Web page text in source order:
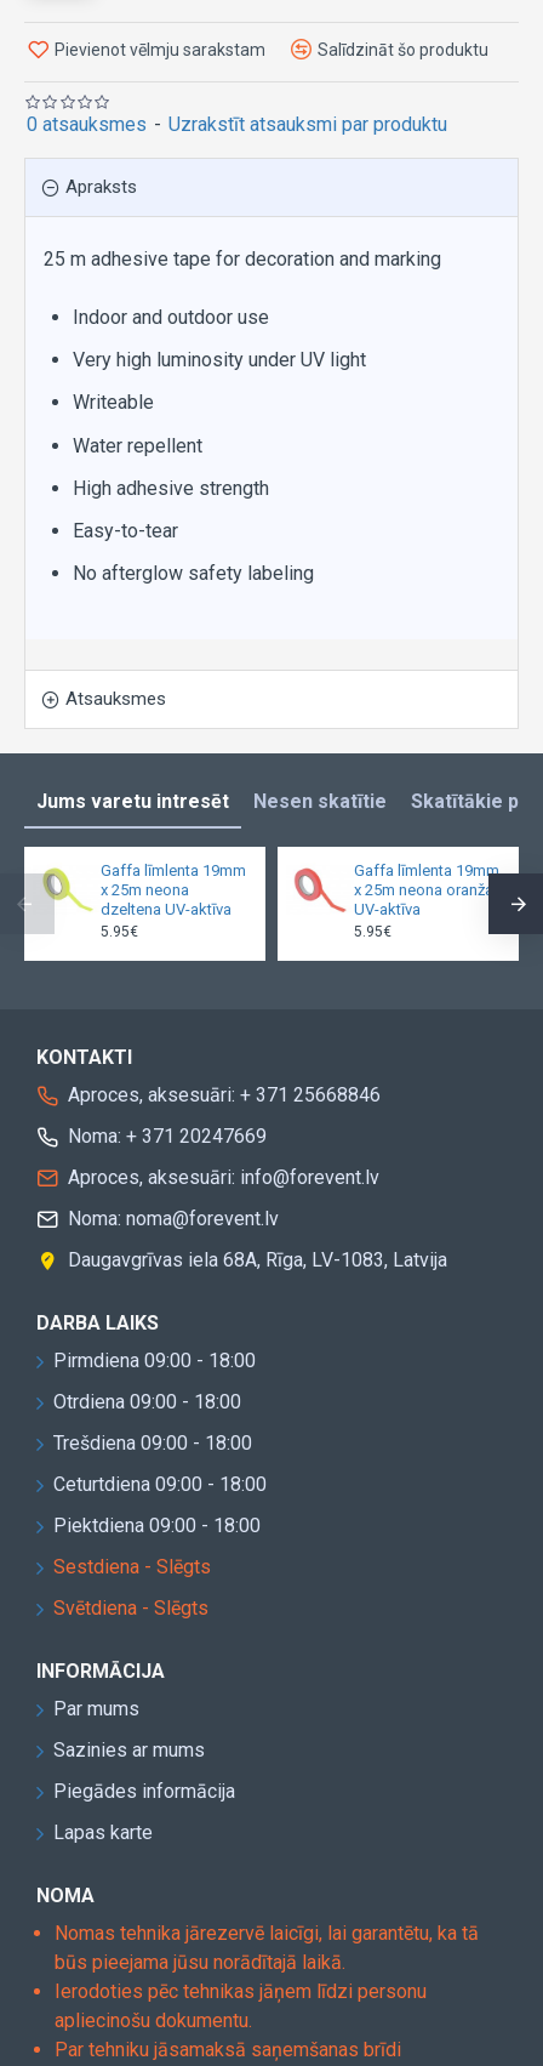
0 atsauksmes - Uzrakstīt atsauksmi par produktu
Pievienot vēlmju sarakstam Salīdzināt šo produktu
Apraksts
25 m adhesive tape for decoration and marking
Indoor and outdoor use
Very high luminosity under UV light
Writeable
Water repellent
High adhesive strength
Easy-to-tear
No afterglow safety labeling
Atsauksmes
Jums varetu intresēt Nesen skatītie Skatītākie
Gaffa līmlenta 19mm
x 25m neona
dzeltena UV-aktīva
5.95€
Gaffa līmlenta 19mm
x 25m neona oranža
UV-aktīva
5.95€
KONTAKTI
Aproces, aksesuāri: + 371 25668846
Noma: + 371 20247669
Aproces, aksesuāri: info@forevent.lv
Noma: noma@forevent.lv
Daugavgrīvas iela 68A, Rīga, LV-1083, Latvija
DARBA LAIKS
Pirmdiena 09:00 - 18:00
Otrdiena 09:00 - 18:00
Trešdiena 09:00 - 18:00
Ceturtdiena 09:00 - 18:00
Piektdiena 09:00 - 18:00
Sestdiena - Slēgts
Svētdiena - Slēgts
INFORMĀCIJA
Par mums
Sazinies ar mums
Piegādes informācija
Lapas karte
NOMA
Nomas tehnika jārezervē laicīgi, lai garantētu, ka tā
būs pieejama jūsu norādītajā laikā.
Ierodoties pēc tehnikas jāņem līdzi personu
apliecinošu dokumentu.
Par tehniku jāsamaksā saņemšanas brīdi